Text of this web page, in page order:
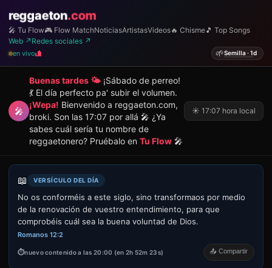
reggaeton.com
🎤 Tu Flow🎮 Flow MatchNoticiasArtistasVideos🔥 Chisme🎵 Top Songs
Web ↗ Redes sociales ↗
en vivo 🌱Semilla · 1d
🎤
Buenas tardes 🌤️ ¡Sábado de perreo!
💃 El día perfecto pa' subir el volumen.
¡Wepa! Bienvenido a reggaeton.com,
broki. Son las 17:07 por allá 🎤 ¿Ya
sabes cuál sería tu nombre de
reggaetonero? Pruébalo en Tu Flow 🎤
☀️ 17:07 hora local
📖 VERSÍCULO DEL DÍA
No os conforméis a este siglo, sino transformaos por medio
de la renovación de vuestro entendimiento, para que
comprobéis cuál sea la buena voluntad de Dios.
Romanos 12:2
nuevo contenido a las 20:00 (en 2h 52m 23s) 📤 Compartir